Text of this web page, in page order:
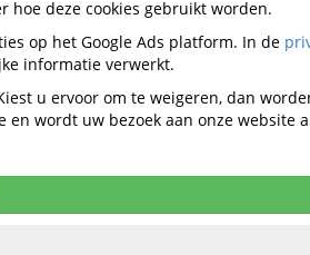
Batterijen
hoe deze cookies gebruikt worden.
op het Google Ads platform. In de
informatie verwerkt.
u ervoor om te weigeren, dan
wordt uw bezoek aan onze website